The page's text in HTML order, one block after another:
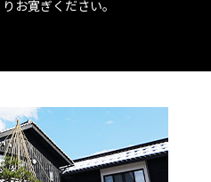
お寛ぎください。